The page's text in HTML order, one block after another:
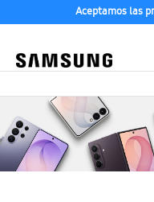
Aceptamos las